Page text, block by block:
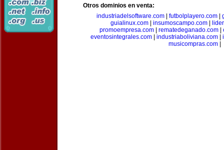
Otros dominios en venta:
industriadelsoftware.com| futbolplayero.com|
guialinux.com
insumoscampo.com
promoempresa.com| rematedeganado.com|
eventosintegrales.com| industriaboliviana.com|
musicompras.com|